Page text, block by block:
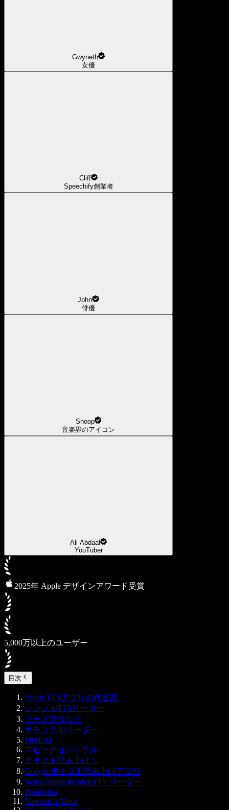
Gwyneth
女優
Cliff
Speechify創業者
John
俳優
Snoop
音楽界のアイコン
Ali Abdaal
YouTuber
2025年 Apple デザインアワード受賞
5,000万以上のユーザー
目次
Peech TTSアプリの代替案
シンプルTTSリーダー
リードアラウド
ナチュラルリーダー
Murf.AI
スピーチセントラル
テキスト読み上げ！
Google テキスト読み上げアプリ
Voice Aloud Reader TTS リーダー
Balabolka
Narrator’s Voice